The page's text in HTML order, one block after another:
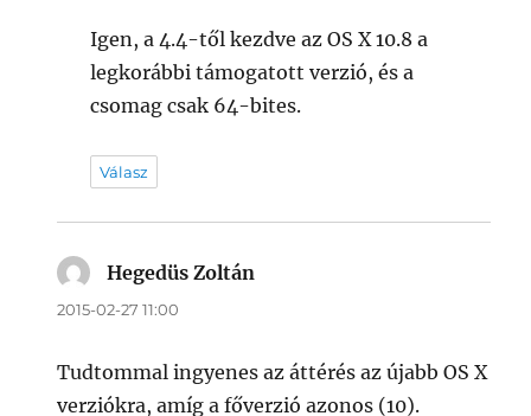
Igen, a 4.4-től kezdve az OS X 10.8 a
legkorábbi támogatott verzió, és a
csomag csak 64-bites.
Válasz
Hegedüs Zoltán
2015-02-27 11:00
Tudtommal ingyenes az áttérés az újabb OS X
verziókra, amíg a főverzió azonos (10).